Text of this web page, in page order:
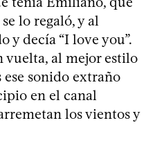
lo regaló, y al
y decía “I love you”.
vuelta, al mejor estilo
ese sonido extraño
en el canal
los vientos y